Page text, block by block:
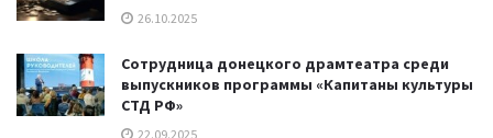
26.10.2025
Сотрудница донецкого драмтеатра среди
выпускников программы «Капитаны культуры
СТД РФ»
22.09.2025